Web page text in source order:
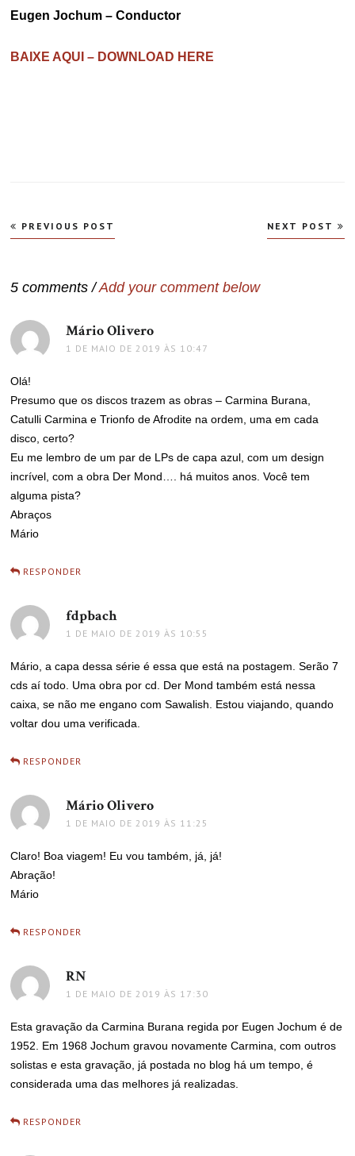
Eugen Jochum – Conductor
BAIXE AQUI – DOWNLOAD HERE
Navegação
de
PREVIOUS POST NEXT POST
5 comments /Add your comment below
Mário Olivero
1 DE MAIO DE 2019 ÀS 10:47
Olá!
Presumo que os discos trazem as obras – Carmina Burana,
Catulli Carmina e Trionfo de Afrodite na ordem, uma em cada
disco, certo?
Eu me lembro de um par de LPs de capa azul, com um design
incrível, com a obra Der Mond…. há muitos anos. Você tem
alguma pista?
Abraços
Mário
RESPONDER
fdpbachdisse:
1 DE MAIO DE 2019 ÀS 10:55
Mário, a capa dessa série é essa que está na postagem. Serão 7
cds aí todo. Uma obra por cd. Der Mond também está nessa
caixa, se não me engano com Sawalish. Estou viajando, quando
voltar dou uma verificada.
RESPONDER
Mário Olivero
1 DE MAIO DE 2019 ÀS 11:25
Claro! Boa viagem! Eu vou também, já, já!
Abração!
Mário
RESPONDER
RN
1 DE MAIO DE 2019 ÀS 17:30
Esta gravação da Carmina Burana regida por Eugen Jochum é de
1952. Em 1968 Jochum gravou novamente Carmina, com outros
solistas e esta gravação, já postada no blog há um tempo, é
considerada uma das melhores já realizadas.
RESPONDER